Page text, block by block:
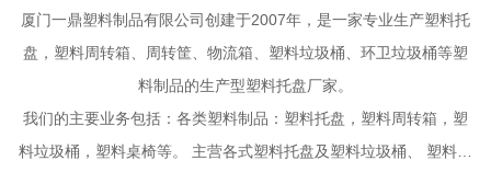
厦门一鼎塑料制品有限公司创建于2007年，是一家专业生产塑料托
盘，塑料周转箱、周转筐、物流箱、塑料垃圾桶、环卫垃圾桶等塑
料制品的生产型塑料托盘厂家。
我们的主要业务包括：各类塑料制品：塑料托盘，塑料周转箱，塑
料垃圾桶，塑料桌椅等。 主营各式塑料托盘及塑料垃圾桶、 塑料周